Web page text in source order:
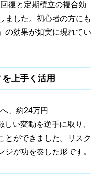
復と定期積立の複合効
ました。初心者の方にも
の効果が如実に現れてい
上手く活用
、約24万円
しい変動を逆手に取り、
とができました。リスク
が功を奏した形です。